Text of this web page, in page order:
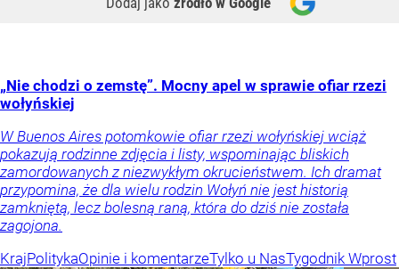
„Nie chodzi o zemstę”. Mocny apel w sprawie ofiar rzezi
wołyńskiej
W Buenos Aires potomkowie ofiar rzezi wołyńskiej wciąż
pokazują rodzinne zdjęcia i listy, wspominając bliskich
zamordowanych z niezwykłym okrucieństwem. Ich dramat
przypomina, że dla wielu rodzin Wołyń nie jest historią
zamkniętą, lecz bolesną raną, która do dziś nie została
zagojona.
KrajPolitykaOpinie i komentarzeTylko u NasTygodnik Wprost